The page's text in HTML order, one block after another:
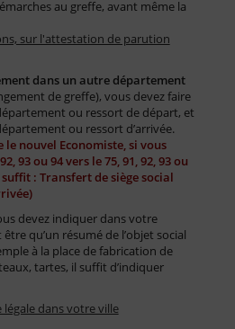
au greffe, avant même la
sur l'attestation de parution
dans un autre département
de greffe), vous devez faire
ou ressort de départ, et
ou ressort d’arrivée.
nouvel Economiste, si vous
93 ou 94 vers le 75, 91, 92, 93 ou
: Transfert de siège social
devez indiquer dans votre
qu’un résumé de l’objet social
à la place de fabrication de
tartes, il suffit d’indiquer
dans votre ville